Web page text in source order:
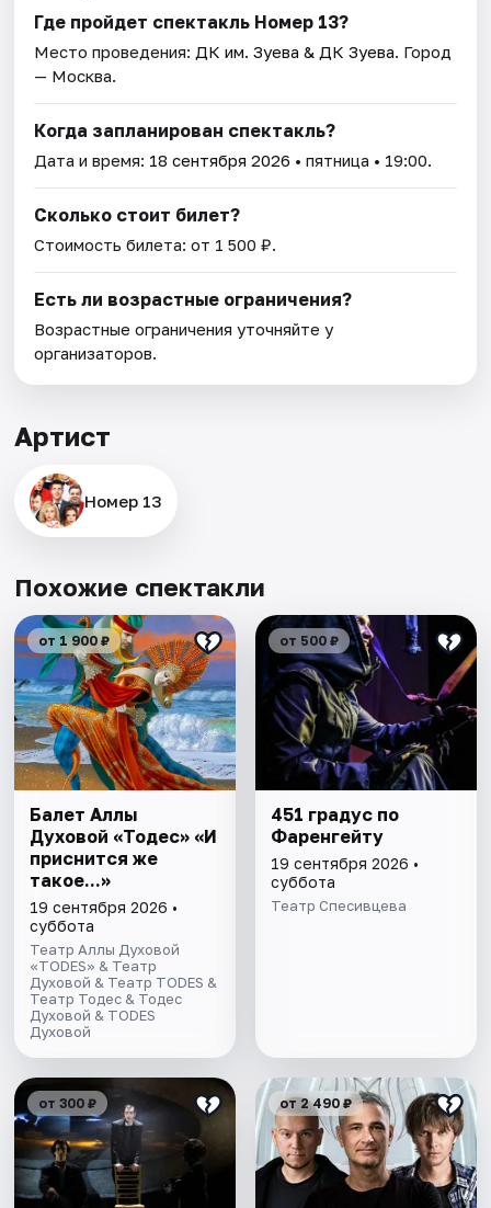
Где пройдет спектакль Номер 13?
Место проведения: ДК им. Зуева & ДК Зуева. Город
— Москва.
Когда запланирован спектакль?
Дата и время: 18 сентября 2026 • пятница • 19:00.
Сколько стоит билет?
Стоимость билета: от 1 500 ₽.
Есть ли возрастные ограничения?
Возрастные ограничения уточняйте у
организаторов.
Артист
Номер 13
Похожие спектакли
от 1 900 ₽
Балет Аллы
Духовой «Тодес» «И
приснится же
такое...»
19 сентября 2026 •
суббота
Театр Аллы Духовой
«TODES» & Театр
Духовой & Театр TODES &
Театр Тодес & Тодес
Духовой & TODES
Духовой
от 500 ₽
451 градус по
Фаренгейту
19 сентября 2026 •
суббота
Театр Спесивцева
от 300 ₽ от 2 490 ₽